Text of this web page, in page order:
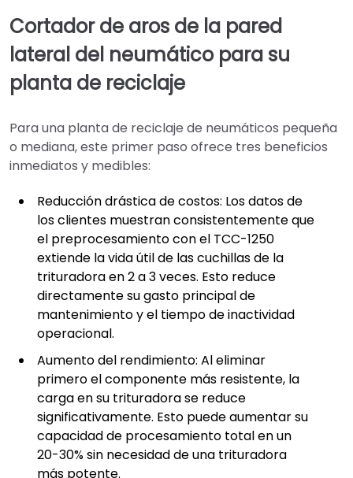
Cortador de aros de la pared
lateral del neumático para su
planta de reciclaje
Para una planta de reciclaje de neumáticos pequeña
o mediana, este primer paso ofrece tres beneficios
inmediatos y medibles:
Reducción drástica de costos: Los datos de
los clientes muestran consistentemente que
el preprocesamiento con el TCC-1250
extiende la vida útil de las cuchillas de la
trituradora en 2 a 3 veces. Esto reduce
directamente su gasto principal de
mantenimiento y el tiempo de inactividad
operacional.
Aumento del rendimiento: Al eliminar
primero el componente más resistente, la
carga en su trituradora se reduce
significativamente. Esto puede aumentar su
capacidad de procesamiento total en un
20-30% sin necesidad de una trituradora
más potente.